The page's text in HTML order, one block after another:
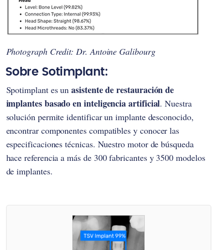
Photograph Credit: Dr. Antoine Galibourg
Sobre Sotimplant:
Spotimplant es unasistente de restauración de
implantes basado en inteligencia artificial. Nuestra
solución permite identificar un implante desconocido,
encontrar componentes compatibles y conocer las
especificaciones técnicas. Nuestro motor de búsqueda
hace referencia a más de 300 fabricantes y 3500 modelos
de implantes.